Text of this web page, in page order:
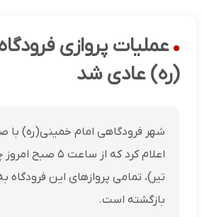
عملیات پروازی
(ره) عادی شد
شهر فرودگاهی امام خمینی(ره) با
تیر)، تمامی پروازهای این فرودگاه
بازگشته است.